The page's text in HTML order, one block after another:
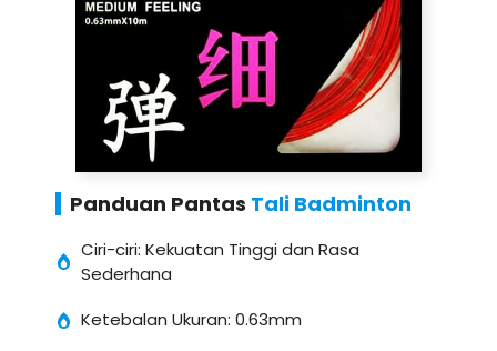
Panduan Pantas Tali Badminton
Ciri-ciri: Kekuatan Tinggi dan Rasa
Sederhana
Ketebalan Ukuran: 0.63mm